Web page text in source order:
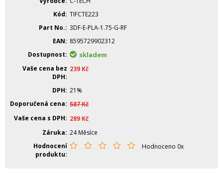
Kód TIFCTE223
Part No. 3DF-E-PLA-1.75-G-RF
EAN
8595729902312
Dostupnost
skladem
Vaše cena bez
DPH
239 Kč
DPH 21%
Doporučená cena 587Kč
Vaše cena s DPH
289 Kč
Záruka 24 Měsíce
Hodnocení
produktu
Hodnoceno 0x